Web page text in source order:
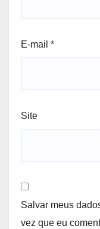
E-mail *
Site
Salvar meus
vez que eu